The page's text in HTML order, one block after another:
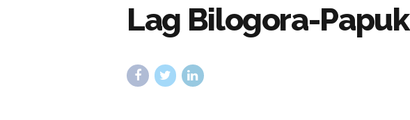
Lag Bilogora-Papuk